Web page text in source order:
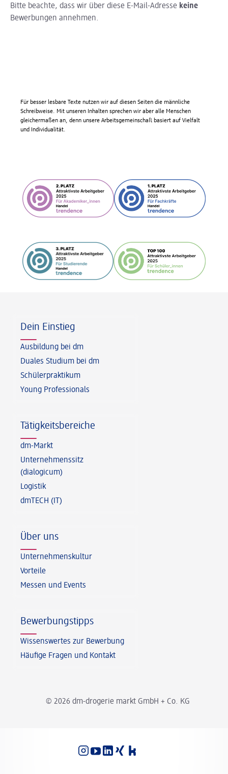
Bitte beachte, dass wir über diese E-Mail-Adresse keine
Bewerbungen annehmen.
Für besser lesbare Texte nutzen wir auf diesen Seiten die männliche
Schreibweise. Mit unseren Inhalten sprechen wir aber alle Menschen
gleichermaßen an, denn unsere Arbeitsgemeinschaft basiert auf Vielfalt
und Individualität.
© 2026 dm-drogerie markt GmbH + Co. KG
Dein Einstieg
Ausbildung bei dm
Duales Studium bei dm
Schülerpraktikum
Young Professionals
Tätigkeitsbereiche
dm-Markt
Unternehmenssitz
(dialogicum)
Logistik
dmTECH (IT)
Über uns
Unternehmenskultur
Vorteile
Messen und Events
Bewerbungstipps
Wissenswertes zur Bewerbung
Häufige Fragen und Kontakt